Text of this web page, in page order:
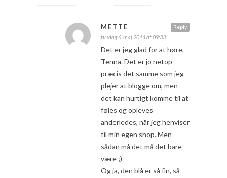
Reply
METTE
tirsdag 6. maj 2014 at 09:33
Det er jeg glad for at høre,
Tenna. Det er jo netop
præcis det samme som jeg
plejer at blogge om, men
det kan hurtigt komme til at
føles og opleves
anderledes, når jeg henviser
til min egen shop. Men
sådan må det må det bare
være ;)
Og ja, den blå er så fin, så